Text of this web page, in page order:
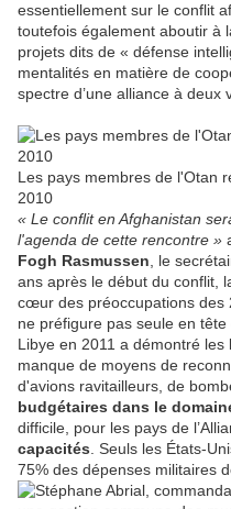
essentiellement sur le conflit
toutefois également aboutir à
projets dits de « défense
mentalités en matière de
spectre d’une alliance à deux
Les pays membres de l'Otan
2010
« Le conflit en Afghanistan
l'agenda de cette rencontre »
Fogh Rasmussen , le
ans après le début du conflit,
cœur des préoccupations des
ne préfigure pas seule en
Libye en 2011 a démontré les
manque de moyens de
d'avions ravitailleurs, de
budgétaires dans le
difficile, pour les pays de
capacités . Seuls les États-
75% des dépenses militaires